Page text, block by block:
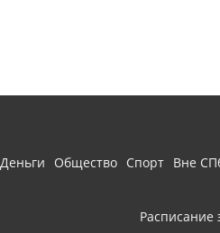
Деньги Общество Спорт Вне
Расписание